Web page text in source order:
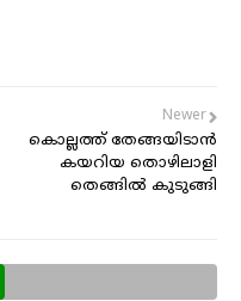
Newer
കൊല്ലത്ത് തേങ്ങയിടാൻ
കയറിയ തൊഴിലാളി
തെങ്ങിൽ കുടുങ്ങി